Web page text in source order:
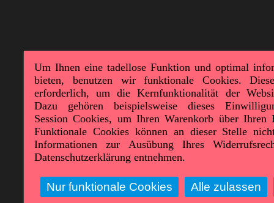
Um Ihnen eine tadellose Funktion und optimal
bieten, benutzen wir funktionale Cookies.
erforderlich, um die Kernfunktionalität der
Dazu gehören beispielsweise dieses
Session Cookies, um Ihren Warenkorb über Ihren
Funktionale Cookies können an dieser Stelle
Informationen zur Ausübung Ihres
Datenschutzerklärung entnehmen.
Nur funktionale Cookies Alle zulassen